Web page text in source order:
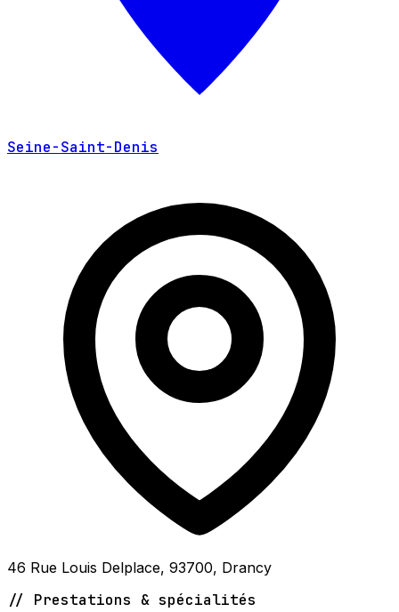
Seine-Saint-Denis
46 Rue Louis Delplace, 93700, Drancy
// Prestations & spécialités